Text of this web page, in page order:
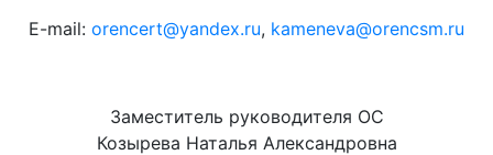
E-mail: orencert@yandex.ru, kameneva@orencsm.ru
Заместитель руководителя ОС
Козырева Наталья Александровна